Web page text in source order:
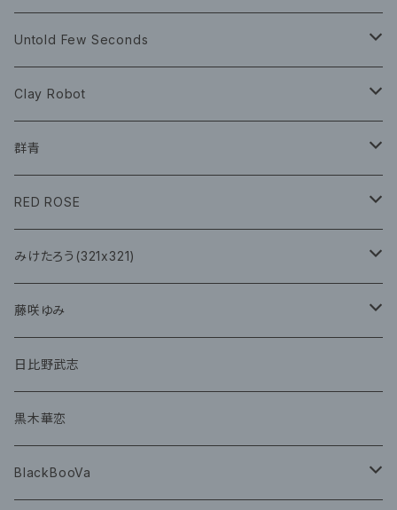
イベント
ツアーグッズ
グッズ
グッズ
CD
Book
CD
Untold Few Seconds
グッズ
CD
Clay Robot
グッズ
CD
チェキ
群青
イベント
CD
グッズ
RED ROSE
CD
みけたろう(321x321)
CD
グッズ
藤咲ゆみ
CD
グッズ
日比野武志
黒木華恋
BlackBooVa